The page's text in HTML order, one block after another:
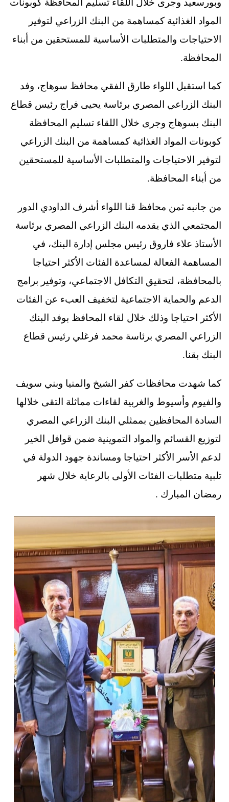
وبورسعيد وجرى خلال اللقاء تسليم المحافظة كوبونات
المواد الغذائية كمساهمة من البنك الزراعي لتوفير
الاحتياجات والمتطلبات الأساسية للمستحقين من أبناء
المحافظة.
كما استقبل اللواء طارق الفقي محافظ سوهاج، وفد
البنك الزراعي المصري برئاسة يحيى فراج رئيس قطاع
البنك بسوهاج وجرى خلال اللقاء تسليم المحافظة
كوبونات المواد الغذائية كمساهمة من البنك الزراعي
لتوفير الاحتياجات والمتطلبات الأساسية للمستحقين
من أبناء المحافظة.
من جانبه ثمن محافظ قنا اللواء أشرف الداودي الدور
المجتمعي الذي يقدمه البنك الزراعي المصري برئاسة
الأستاذ علاء فاروق رئيس مجلس إدارة البنك، في
المساهمة الفعالة لمساعدة الفئات الأكثر احتياجا
بالمحافظة، لتحقيق التكافل الاجتماعي، وتوفير برامج
الدعم والحماية الاجتماعية لتخفيف العبء عن الفئات
الأكثر احتياجا وذلك خلال لقاء المحافظ بوفد البنك
الزراعي المصري برئاسة محمد فرغلي رئيس قطاع
البنك بقنا.
كما شهدت محافظات كفر الشيخ والمنيا وبني سويف
والفيوم وأسيوط والغربية لقاءات مماثلة التقى خلالها
السادة المحافظين بممثلي البنك الزراعي المصري
لتوزيع القسائم والمواد التموينية ضمن قوافل الخير
لدعم الأسر الأكثر احتياجا ومساندة جهود الدولة في
تلبية متطلبات الفئات الأولى بالرعاية خلال شهر
رمضان المبارك .